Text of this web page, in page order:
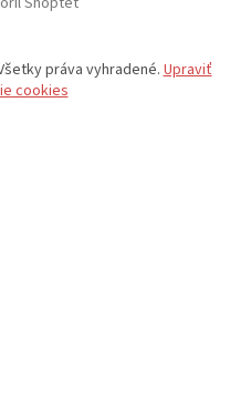
práva vyhradené.Upraviť
cookies